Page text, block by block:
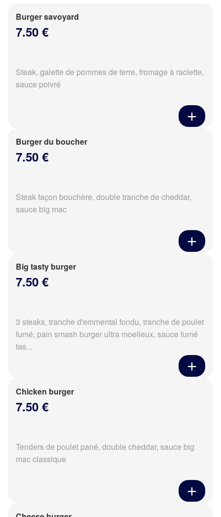
Burger savoyard
7.50 €
Steak, galette de pommes de terre, fromage à raclette,
sauce poivré
Burger du boucher
7.50 €
Steak façon bouchère, double tranche de cheddar,
sauce big mac
Big tasty burger
7.50 €
3 steaks, tranche d'emmental fondu, tranche de poulet
fumé, pain smash burger ultra moelleux, sauce fumé
tas...
Chicken burger
7.50 €
Tenders de poulet pané, double cheddar, sauce big
mac classique